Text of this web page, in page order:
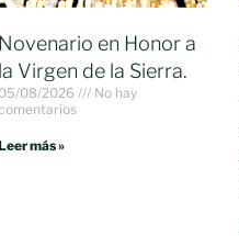
Novenario en Honor a
la Virgen de la Sierra.
05/08/2026
No hay
más »